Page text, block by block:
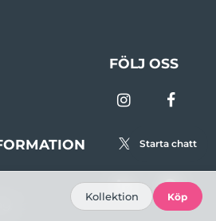
FÖLJ OSS
Starta chatt
Kollektion Köp